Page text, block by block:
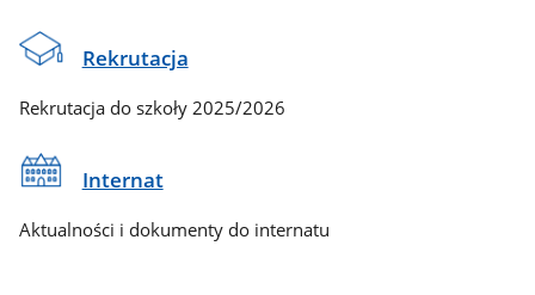
Rekrutacja
Rekrutacja do szkoły 2025/2026
Internat
Aktualności i dokumenty do internatu